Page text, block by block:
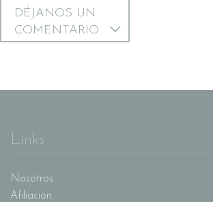
DÉJANOS UN
COMENTARIO
Links
Nosotros
Afiliación